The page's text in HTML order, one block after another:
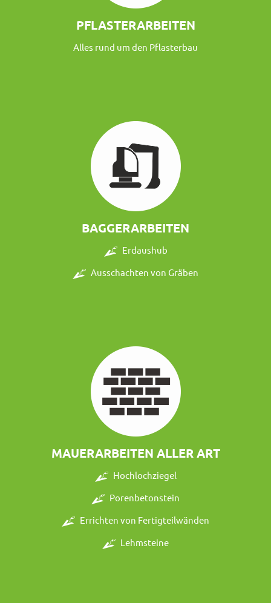
PFLASTERARBEITEN
Alles rund um den Pflasterbau
BAGGERARBEITEN
Erdaushub
Ausschachten von Gräben
MAUERARBEITEN ALLER ART
Hochlochziegel
Porenbetonstein
Errichten von Fertigteilwänden
Lehmsteine